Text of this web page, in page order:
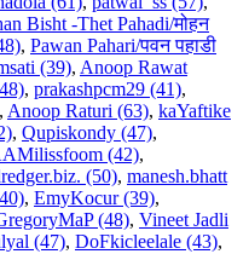
Bisht -Thet Pahadi/मोहन
, Pawan Pahari/पवन पहाडी
(39), Anoop Rawat
, prakashpcm29 (41),
, Anoop Raturi (63), kaYaftike
, Qupiskondy (47),
(42),
(50), manesh.bhatt
, EmyKocur (39),
(48), Vineet Jadli
(47), DoFkicleelale (43),